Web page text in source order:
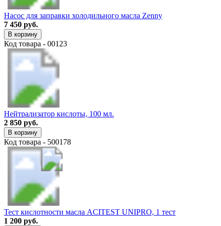
Насос для заправки холодильного масла Zenny
7 450 руб.
В корзину
Код товара - 00123
Нейтрализатор кислоты, 100 мл.
2 850 руб.
В корзину
Код товара - 500178
Тест кислотности масла ACITEST UNIPRO, 1 тест
1 200 руб.